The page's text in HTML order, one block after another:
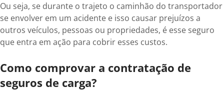
Ou seja, se durante o trajeto o caminhão do transportador
se envolver em um acidente e isso causar prejuízos a
outros veículos, pessoas ou propriedades, é esse seguro
que entra em ação para cobrir esses custos.
Como comprovar a contratação de
seguros de carga?